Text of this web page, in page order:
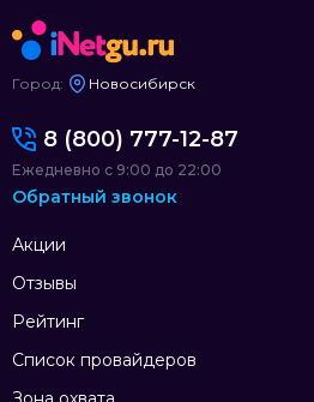
Город: Новосибирск
Акции
Отзывы
Рейтинг
Список провайдеров
8 (800) 777-12-87
Ежедневно с 9:00 до 22:00
Обратный звонок